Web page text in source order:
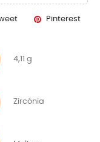
Pinterest
4,11 g
Zircónia